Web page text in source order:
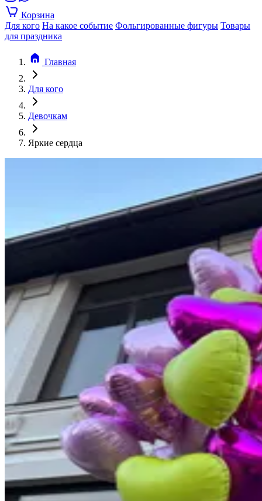
Корзина
Для кого На какое событие Фольгированные фигуры Товары
для праздника
Главная
Для кого
Девочкам
Яркие сердца